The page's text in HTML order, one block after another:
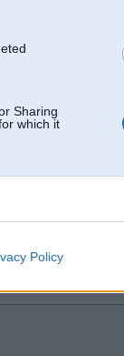
Sharing
which it
Policy